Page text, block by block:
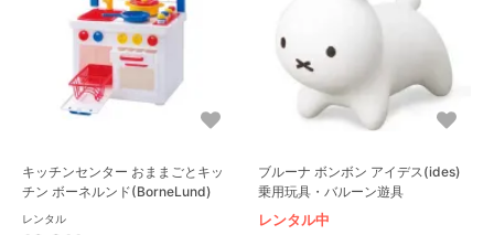
キッチンセンター おままごとキッ
チン ボーネルンド(BorneLund)
レンタル
ブルーナ ボンボン アイデス(ides)
乗用玩具・バルーン遊具
レンタル中